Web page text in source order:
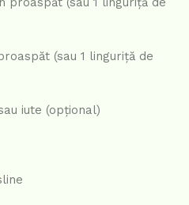
(sau 1 linguriță de
iute (opțional)